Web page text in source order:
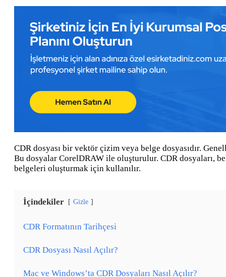
CDR dosyası bir vektör çizim veya belge dosyasıdır.
Bu dosyalar CorelDRAW ile oluşturulur. CDR dosyaları,
belgeleri oluşturmak için kullanılır.
İçindekiler Gizle
CDR Formatının Tarihçesi
CDR Dosyası Nasıl Açılır?
Mac ve Windows’ta CDR Dosyaları Nasıl Açılır?